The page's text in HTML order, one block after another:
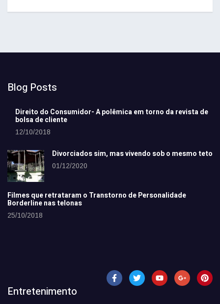
Blog Posts
Direito do Consumidor- A polêmica em torno da revista de
bolsa de cliente
12/10/2018
Divorciados sim, mas vivendo sob o mesmo teto
01/12/2020
Filmes que retrataram o Transtorno de Personalidade
Borderline nas telonas
25/10/2018
Entretenimento